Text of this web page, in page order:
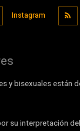
Instagram
y bisexuales están
su interpretación